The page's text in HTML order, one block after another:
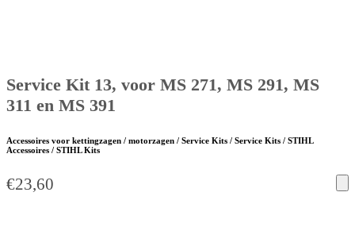
Service Kit 13, voor MS 271, MS 291, MS
311 en MS 391
Accessoires voor kettingzagen / motorzagen / Service Kits / Service Kits / STIHL
Accessoires / STIHL Kits
€23,60